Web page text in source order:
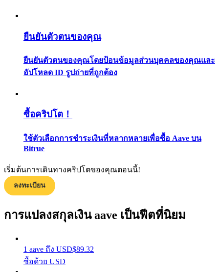
กลยุทธ์การซื้อขาย
ได้รับ
ยืนยันตัวตนของคุณ
ยืนยันตัวตนของคุณโดยป้อนข้อมูลส่วนบุคคลของคุณและ
อัปโหลด ID รูปถ่ายที่ถูกต้อง
ซื้อคริปโต！
ใช้ตัวเลือกการชำระเงินที่หลากหลายเพื่อซื้อ Aave บน
Bitrue
เริ่มต้นการเดินทางคริปโตของคุณตอนนี้!
ลงทะเบียน
การแปลงสกุลเงิน aave เป็นฟีตที่นิยม
1 aave ถึง USD$89.32
ซื้อด้วย USD